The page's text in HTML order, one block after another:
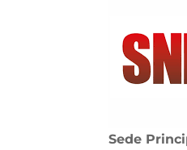
Sede